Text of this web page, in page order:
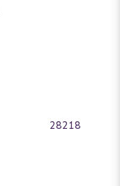
28218